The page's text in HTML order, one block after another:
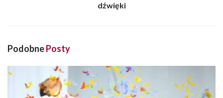
dźwięki
PodobnePosty